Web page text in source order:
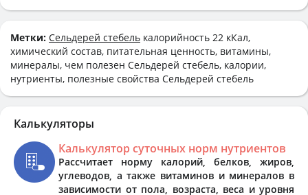
Метки: Сельдерей стебель калорийность 22 кКал,
химический состав, питательная ценность, витамины,
минералы, чем полезен Сельдерей стебель, калории,
нутриенты, полезные свойства Сельдерей стебель
Калькуляторы
Калькулятор суточных норм нутриентов
Рассчитает норму калорий, белков, жиров,
углеводов, а также витаминов и минералов в
зависимости от пола, возраста, веса и уровня